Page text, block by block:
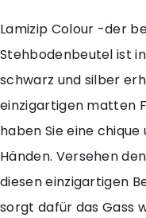
Lamizip Colour -der
Stehbodenbeutel ist
schwarz und silber
einzigartigen matten
haben Sie eine
Händen. Versehen
diesen einzigartigen
sorgt dafür das Gass